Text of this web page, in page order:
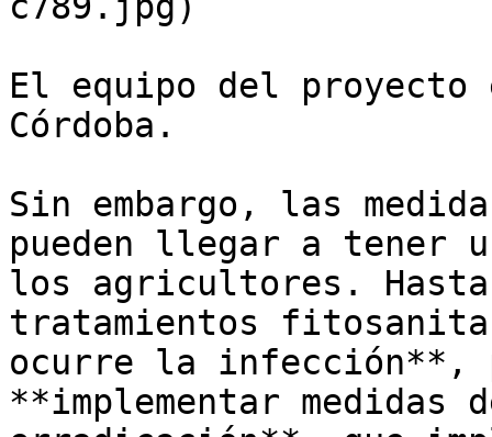
El equipo del proyecto
Córdoba.
Sin embargo, las
pueden llegar a tener
los agricultores.
tratamientos
ocurre la infección**,
**implementar medidas